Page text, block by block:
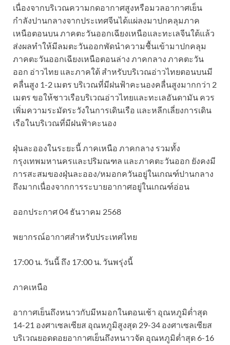
เนื่องจากบริเวณความกดอากาศสูงหรือมวลอากาศเย็น
กำลังปานกลางจากประเทศจีนได้แผ่ลงมาปกคลุมภาค
เหนือตอนบน ภาคตะวันออกเฉียงเหนือและทะเลจีนใต้แล้ว
ส่งผลทำให้มีลมตะวันออกพัดนำความชื้นเข้ามาปกคลุม
ภาคตะวันออกเฉียงเหนือตอนล่าง ภาคกลาง ภาคตะวัน
ออก อ่าวไทย และภาคใต้ สำหรับบริเวณอ่าวไทยตอนบนมี
คลื่นสูง 1-2 เมตร บริเวณที่มีฝนฟ้าคะนองคลื่นสูงมากกว่า 2
เมตร ขอให้ชาวเรือบริเวณอ่าวไทยและทะเลอันดามัน ควร
เพิ่มความระมัดระวังในการเดินเรือ และหลีกเลี่ยงการเดิน
เรือในบริเวณที่มีฝนฟ้าคะนอง
ฝุ่นละอองในระยะนี้ ภาคเหนือ ภาคกลาง รวมทั้ง
กรุงเทพมหานครและปริมณฑล และภาคตะวันออก ยังคงมี
การสะสมของฝุ่นละออง/หมอกควันอยู่ในเกณฑ์ปานกลาง
ถึงมากเนื่องจากการระบายอากาศอยู่ในเกณฑ์อ่อน
ออกประกาศ 04 ธันวาคม 2568
พยากรณ์อากาศสำหรับประเทศไทย
17:00 น. วันนี้ ถึง 17:00 น. วันพรุ่งนี้
ภาคเหนือ
อากาศเย็นถึงหนาวกับมีหมอกในตอนเช้า อุณหภูมิต่ำสุด
14-21 องศาเซลเซียส อุณหภูมิสูงสุด 29-34 องศาเซลเซียส
บริเวณยอดดอยอากาศเย็นถึงหนาวจัด อุณหภูมิต่ำสุด 6-16